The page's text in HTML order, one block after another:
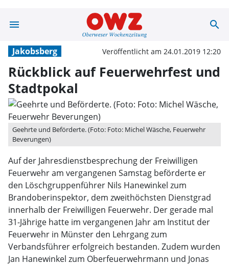
menu Rückblick auf search
Jakobsberg Veröffentlicht am 24.01.2019 12:20
Rückblick auf Feuerwehrfest und
Stadtpokal
Geehrte und Beförderte. (Foto: Foto: Michel Wäsche, Feuerwehr
Beverungen)
Auf der Jahresdienstbesprechung der Freiwilligen
Feuerwehr am vergangenen Samstag beförderte er
den Löschgruppenführer Nils Hanewinkel zum
Brandoberinspektor, dem zweithöchsten Dienstgrad
innerhalb der Freiwilligen Feuerwehr. Der gerade mal
31-Jährige hatte im vergangenen Jahr am Institut der
Feuerwehr in Münster den Lehrgang zum
Verbandsführer erfolgreich bestanden. Zudem wurden
Jan Hanewinkel zum Oberfeuerwehrmann und Jonas